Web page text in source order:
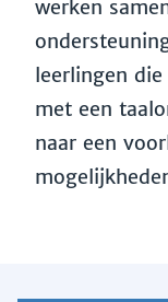
werken
leerlingen
met een
naar een